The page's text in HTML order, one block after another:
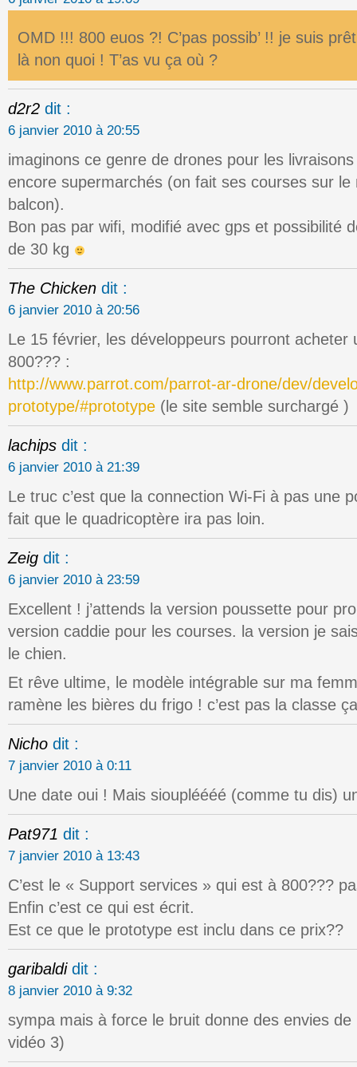
OMD !!! 800 euos ?! C’pas possib’ !! je suis
là non quoi ! T’as vu ça où ?
d2r2 dit :
6 janvier 2010 à 20:55
imaginons ce genre de drones pour les
encore supermarchés (on fait ses courses sur
balcon).
Bon pas par wifi, modifié avec gps et possibilité
de 30 kg
The Chicken dit :
6 janvier 2010 à 20:56
Le 15 février, les développeurs pourront acheter
800??? :
http://www.parrot.com/parrot-ar-drone/dev/
prototype/#prototype (le site semble surchargé )
lachips dit :
6 janvier 2010 à 21:39
Le truc c’est que la connection Wi-Fi à pas une
fait que le quadricoptère ira pas loin.
Zeig dit :
6 janvier 2010 à 23:59
Excellent ! j’attends la version poussette pour
version caddie pour les courses. la version je
le chien.
Et rêve ultime, le modèle intégrable sur ma
ramène les bières du frigo ! c’est pas la classe
Nicho dit :
7 janvier 2010 à 0:11
Une date oui ! Mais sioupléééé (comme tu dis)
Pat971 dit :
7 janvier 2010 à 13:43
C’est le « Support services » qui est à 800???
Enfin c’est ce qui est écrit.
Est ce que le prototype est inclu dans ce prix??
garibaldi dit :
8 janvier 2010 à 9:32
sympa mais à force le bruit donne des envies
vidéo 3)